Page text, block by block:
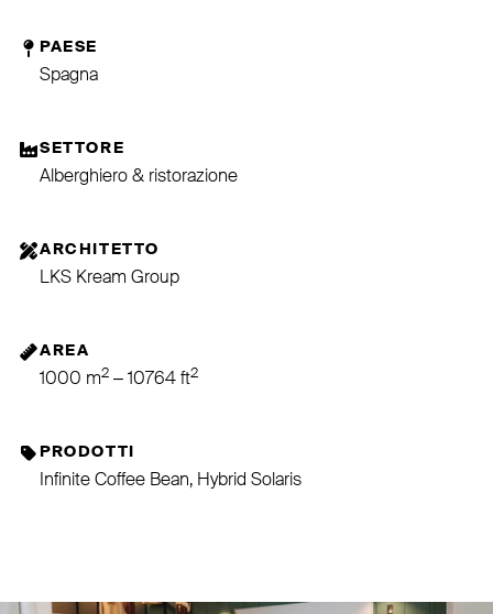
PAESE
Spagna
SETTORE
Alberghiero & ristorazione
ARCHITETTO
LKS Kream Group
AREA
1000 m2 – 10764 ft2
PRODOTTI
Infinite Coffee Bean, Hybrid Solaris